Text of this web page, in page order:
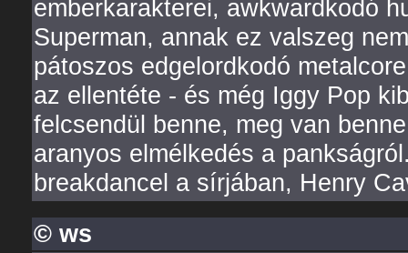
emberkarakterei, awkwardkodó
Superman, annak ez valszeg
pátoszos edgelordkodó
az ellentéte - és még Iggy Pop
felcsendül benne, meg van
aranyos elmélkedés a
breakdancel a sírjában, Henry
© ws